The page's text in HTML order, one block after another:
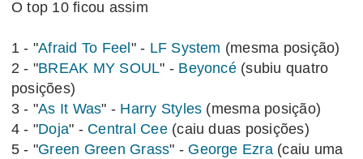
O top 10 ficou assim
1 - "Afraid To Feel " - LF System (mesma posição)
2 - "BREAK MY SOUL" - Beyoncé(subiu quatro
posições)
3 - "As It Was" - Harry Styles (mesma posição)
4 - "Doja" - Central Cee(caiu duas posições)
5 - "Green Green Grass" - George Ezra(caiu uma